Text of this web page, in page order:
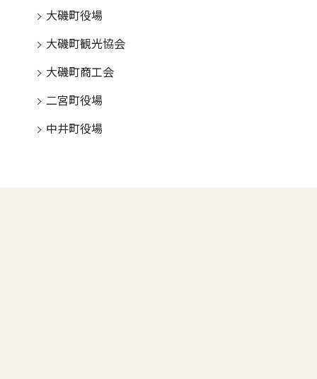
大磯町役場
大磯町観光協会
大磯町商工会
二宮町役場
中井町役場